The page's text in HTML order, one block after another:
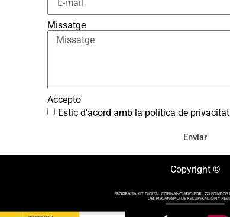
Missatge
Accepto
Estic d'acord amb la política de privacitat
Enviar
Copyright ©